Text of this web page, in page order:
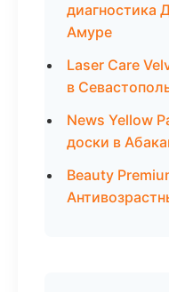
диагностика
Амуре
Laser Care
в
News Yellow
доски в
Beauty